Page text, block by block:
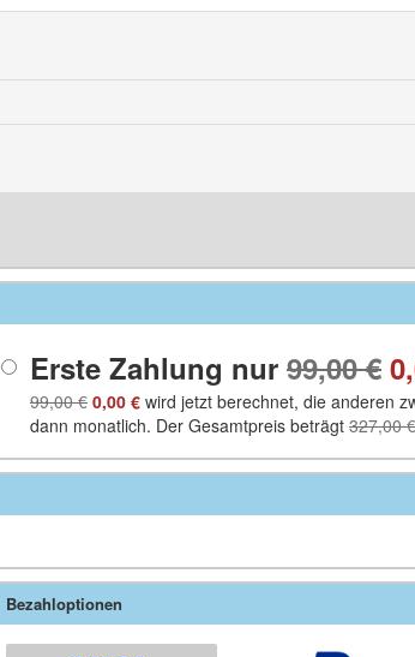
Erste Zahlung nur 99,00 €
99,00 € 0,00 € wird jetzt berechnet, die anderen
dann monatlich. Der Gesamtpreis beträgt 327,00 €
Bezahloptionen